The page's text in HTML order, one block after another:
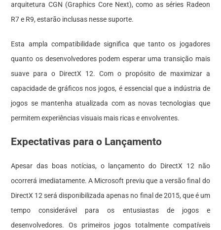
arquitetura CGN (Graphics Core Next), como as séries Radeon
R7 e R9, estarão inclusas nesse suporte.
Esta ampla compatibilidade significa que tanto os jogadores
quanto os desenvolvedores podem esperar uma transição mais
suave para o DirectX 12. Com o propósito de maximizar a
capacidade de gráficos nos jogos, é essencial que a indústria de
jogos se mantenha atualizada com as novas tecnologias que
permitem experiências visuais mais ricas e envolventes.
Expectativas para o Lançamento
Apesar das boas notícias, o lançamento do DirectX 12 não
ocorrerá imediatamente. A Microsoft previu que a versão final do
DirectX 12 será disponibilizada apenas no final de 2015, que é um
tempo considerável para os entusiastas de jogos e
desenvolvedores. Os primeiros jogos totalmente compatíveis